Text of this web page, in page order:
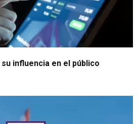
influencia en el público